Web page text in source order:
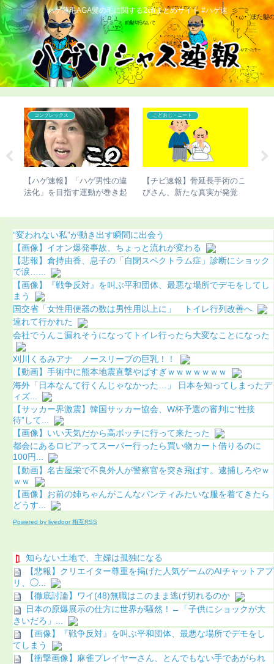
ハゲ薄毛AGA髪の毛に関する2chまとめサイト #ハゲ速
コンプレックス
【ハゲ速報】「ハゲ男性の違
法化」を目指す運動が巻き起
こどおじ・ニート
【チビ速報】骨延長手術のこ
びさん、新たな真実が発覚
“変われない私”が動き出す瞬間に出会う
【画像】イオン爆発事故、ちょっと流れが変わる
【悲報】倉持由香、息子の「自閉スペクトラム症」診断にショック
で涙…...
【画像】『戦争反対』を叫ぶ平和団体、最悪な場所でデモをしてし
まう
国交省「女性用便器の数は男性用以上に」 トイレ行列改善へ
連れて行かれた
会社でうんこ漏れそうになってトイレ行ったら大変なことになった
刈川くるみアナ ノースリーブの巨乳！！
【動画】手術中に熊本地震直撃やばすぎｗｗｗｗｗｗｗ
海外「日本なんて行くんじゃなかった…」 日本を知ってしまったデ
ィズ...
【サッカー界激震】韓国サッカー協会、W杯予選の審判に“性接
待”して...
【画像】いい天気だから高ボッチに行って来たった
都会にあるロピアってスーパー行ったら買い物カート借りるのに
100円...
【動画】名古屋栄で不良外人が警察官を突き飛ばす。逮捕しろやｗ
ｗｗ
【画像】お前の姉ちゃんがこんなパンティみたいな服を着てきたら
どうす...
Powered by livedoor 相互RSS
知らない土地で、主婦は孤独になる
【悲報】クリエイター尊重を掲げた人気ゲームのAIチャットアプ
リ、◯...
【徹底討論】ワイ(48)無職はこのまま逃げ切れるのか
日本の原爆展示の仕方に世界が騒然！←「子供にショックが大
きいだろ」...
【画像】『戦争反対』を叫ぶ平和団体、最悪な場所でデモをし
てしまう
【衝撃画像】麻雀プレイヤーさん、とんでもない手であがられ